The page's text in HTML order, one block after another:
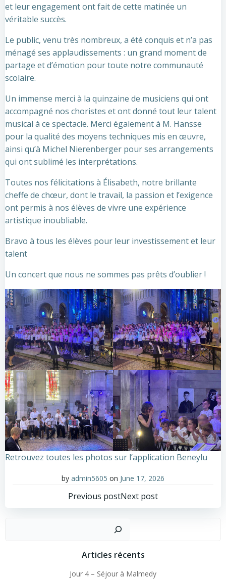
et leur engagement ont fait de cette matinée un
véritable succès.
Le public, venu très nombreux, a été conquis et n’a pas
ménagé ses applaudissements : un grand moment de
partage et d’émotion pour toute notre communauté
scolaire.
Un immense merci à la quinzaine de musiciens qui ont
accompagné nos choristes et ont donné tout leur talent
musical à ce spectacle. Merci également à M. Hansse
pour la qualité des moyens techniques mis en œuvre,
ainsi qu’à Michel Nierenberger pour ses arrangements
qui ont sublimé les interprétations.
Toutes nos félicitations à Élisabeth, notre brillante
cheffe de chœur, dont le travail, la passion et l’exigence
ont permis à nos élèves de vivre une expérience
artistique inoubliable.
Bravo à tous les élèves pour leur investissement et leur
talent
Un concert que nous ne sommes pas prêts d’oublier !
Retrouvez toutes les photos sur l’application Beneylu
by admin5605 on June 17, 2026
Post
navigation
Previous postPost
navigation
Next post
Articles récents
Jour 4 – Séjour à Malmedy